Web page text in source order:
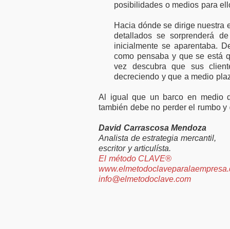
posibilidades o medios para
Hacia dónde se dirige nuestra
detallados se sorprenderá
inicialmente se aparentaba.
como pensaba y que se está
vez descubra que sus
decreciendo y que a medio
Al igual que un barco en medio
también debe no perder el rumbo
David Carrascosa Mendoza
Analista de estrategia mercantil,
escritor y articulísta.
El método CLAVE®
info@elmetodoclave.com